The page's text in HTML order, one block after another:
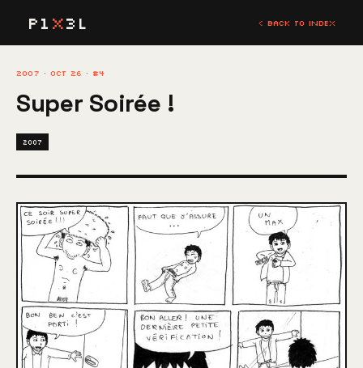
P1 X3L < BACK TO INDEX
2007 · OCT 26 · #4
Super Soirée !
2007